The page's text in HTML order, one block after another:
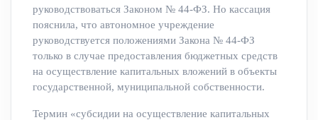
руководствоваться Законом № 44-ФЗ. Но кассация
пояснила, что автономное учреждение
руководствуется положениями Закона № 44-ФЗ
только в случае предоставления бюджетных средств
на осуществление капитальных вложений в объекты
государственной, муниципальной собственности.
Термин «субсидии на осуществление капитальных